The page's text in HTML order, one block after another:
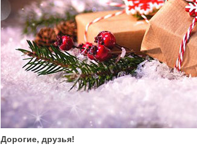
Дорогие, друзья!